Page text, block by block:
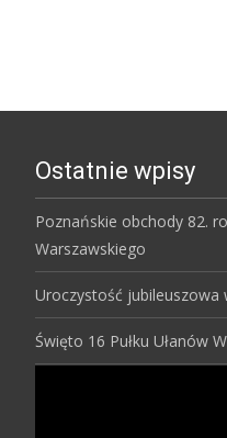
Ostatnie wpisy
Poznańskie obchody 82.
Warszawskiego
Uroczystość jubileuszowa
Święto 16 Pułku Ułanów